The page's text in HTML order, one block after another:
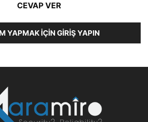
CEVAP VER
YAPMAK İÇIN GIRIŞ YAPIN